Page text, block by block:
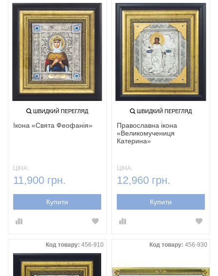
ШВИДКИЙ ПЕРЕГЛЯД
Ікона «Свята Феофанія»‎
ЦІНА:
11,900 грн.
Купити
ШВИДКИЙ ПЕРЕГЛЯД
Православна ікона
«‎Великомучениця
Катерина»
ЦІНА:
12,960 грн.
Купити
Код товару: 456-910 Код товару: 456-930